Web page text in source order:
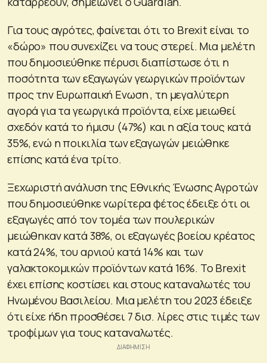
Για τους αγρότες, φαίνεται ότι το Brexit είναι το
«δώρο» που συνεχίζει να τους στερεί. Μια μελέτη
που δημοσιεύθηκε πέρυσι διαπίστωσε ότι η
ποσότητα των εξαγωγών γεωργικών προϊόντων
προς την Ευρωπαική Ενωση , τη μεγαλύτερη
αγορά για τα γεωργικά προϊόντα, είχε μειωθεί
σχεδόν κατά το ήμισυ (47%) και η αξία τους κατά
35%, ενώ η ποικιλία των εξαγωγών μειώθηκε
επίσης κατά ένα τρίτο.
Ξεχωριστή ανάλυση της Εθνικής Ένωσης Αγροτών
που δημοσιεύθηκε νωρίτερα φέτος έδειξε ότι οι
εξαγωγές από τον τομέα των πουλερικών
μειώθηκαν κατά 38%, οι εξαγωγές βοείου κρέατος
κατά 24%, του αρνιού κατά 14% και των
γαλακτοκομικών προϊόντων κατά 16%. Το Brexit
έχει επίσης κοστίσει και στους καταναλωτές του
Ηνωμένου Βασιλείου. Μια μελέτη του 2023 έδειξε
ότι είχε ήδη προσθέσει 7 δισ. λίρες στις τιμές των
τροφίμων για τους καταναλωτές.